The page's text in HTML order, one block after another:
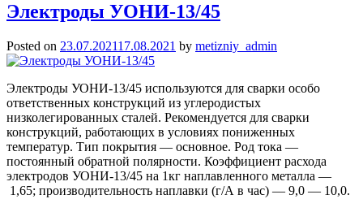
Электроды УОНИ-13/45
Posted on 23.07.202117.08.2021 by metizniy_admin
Электроды УОНИ-13/45 используются для сварки особо
ответственных конструкций из углеродистых
низколегированных сталей. Рекомендуется для сварки
конструкций, работающих в условиях пониженных
температур. Тип покрытия — основное. Род тока —
постоянный обратной полярности. Коэффициент расхода
электродов УОНИ-13/45 на 1кг наплавленного металла —
1,65; производительность наплавки (г/А в час) — 9,0 — 10,0.